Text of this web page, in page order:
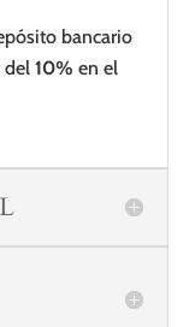
bancario
del10% en el